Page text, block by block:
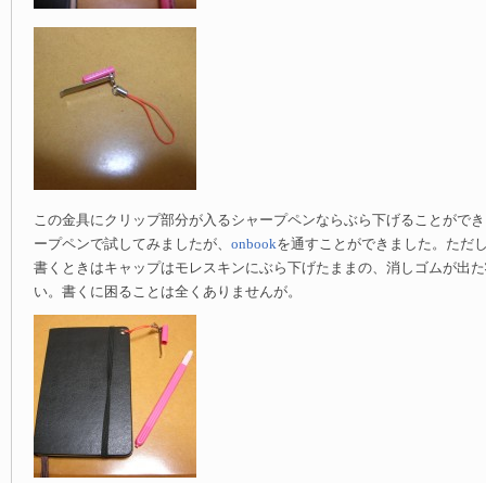
この金具にクリップ部分が入るシャープペンならぶら下げることがで
ープペンで試してみましたが、 onbookを通すことができました。ただ
書くときはキャップはモレスキンにぶら下げたままの、消しゴムが出
い。書くに困ることは全くありませんが。